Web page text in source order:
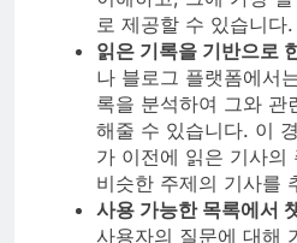
로 제공할 수 있습니다.
읽은 기록을 기반으로
나 블로그 플랫폼에서
록을 분석하여 그와 관
해줄 수 있습니다. 이
가 이전에 읽은 기사의
비슷한 주제의 기사를
사용 가능한 목록에서
사용자의 질문에 대해